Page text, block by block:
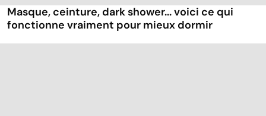
Masque, ceinture, dark shower... voici ce qui
fonctionne vraiment pour mieux dormir